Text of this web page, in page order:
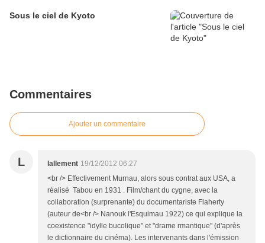
Sous le ciel de Kyoto
Commentaires
Ajouter un commentaire
L lallement 19/12/2012 06:27
<br /> Effectivement Murnau, alors sous contrat aux USA, a
réalisé Tabou en 1931 . Film/chant du cygne, avec la
collaboration (surprenante) du documentariste Flaherty
(auteur de<br /> Nanouk l'Esquimau 1922) ce qui explique la
coexistence "idylle bucolique" et "drame rmantique" (d'après
le dictionnaire du cinéma). Les intervenants dans l'émission